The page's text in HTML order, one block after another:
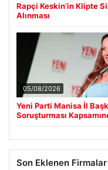
Rapçi Keskin’in Klipte
Alınması
05/08/2026
Yeni Parti Manisa İl
Soruşturması
Son Eklenen Firmalar